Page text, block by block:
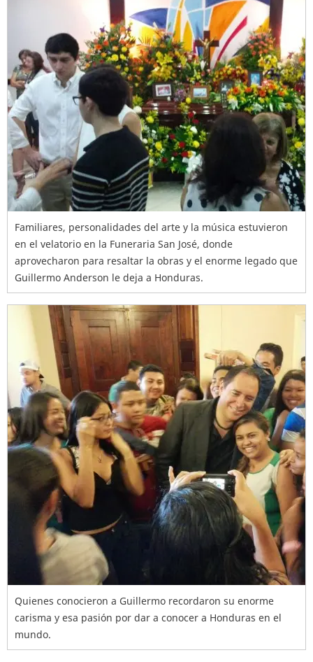
Familiares, personalidades del arte y la música estuvieron
en el velatorio en la Funeraria San José, donde
aprovecharon para resaltar la obras y el enorme legado que
Guillermo Anderson le deja a Honduras.
Quienes conocieron a Guillermo recordaron su enorme
carisma y esa pasión por dar a conocer a Honduras en el
mundo.